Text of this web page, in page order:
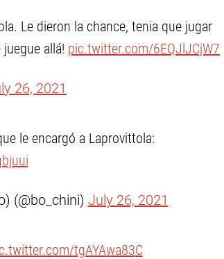
Le dieron la chance, tenia que jugar
allá! pic.twitter.com/6EQJlJCjW7
26, 2021
le encargó a Laprovittola:
(@bo_chini) July 26, 2021
tgAYAwa83C